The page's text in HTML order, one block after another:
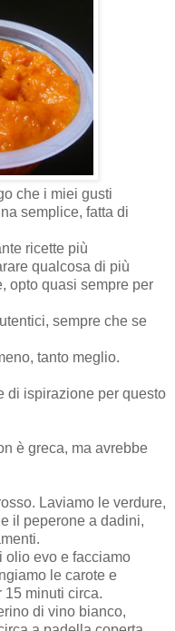
che i miei gusti
semplice, fatta di
ricette più
qualcosa di più
opto quasi sempre per
sempre che se
tanto meglio.
di ispirazione per questo
è greca, ma avrebbe
Laviamo le verdure,
il peperone a dadini,
olio evo e facciamo
le carote e
15 minuti circa.
di vino bianco,